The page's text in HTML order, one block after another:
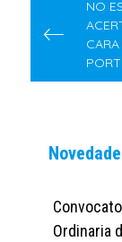
entradas
NO
Ordinaria